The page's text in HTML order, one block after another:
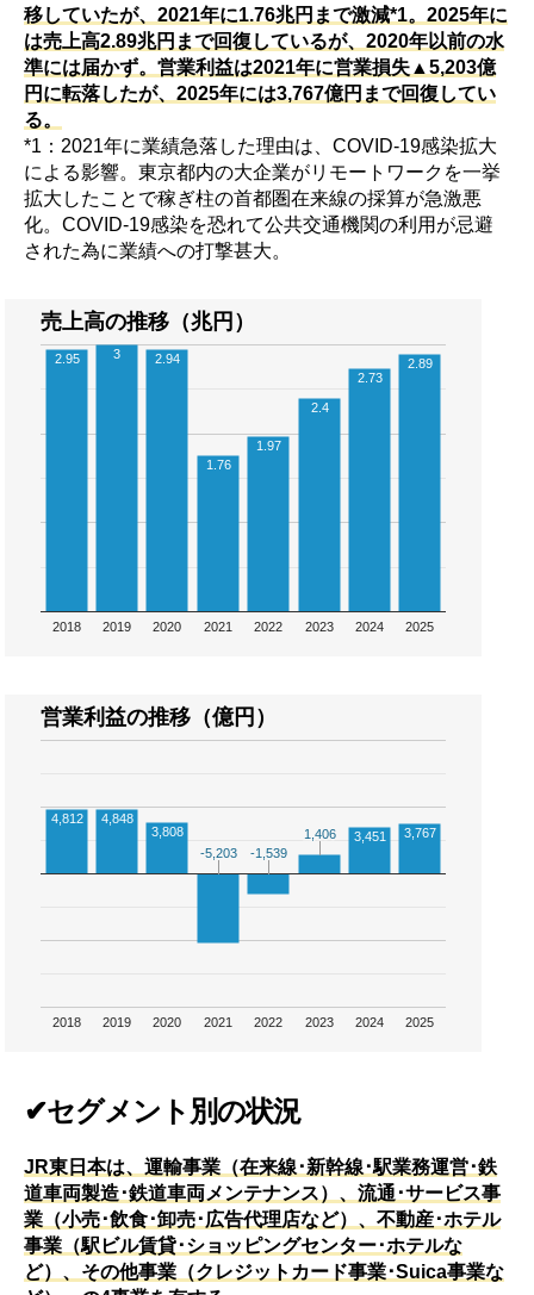
移していたが、2021年に1.76兆円まで激減*1。2025年に
は売上高2.89兆円まで回復しているが、2020年以前の水
準には届かず。営業利益は2021年に営業損失▲5,203億
円に転落したが、2025年には3,767億円まで回復してい
る。
*1：2021年に業績急落した理由は、COVID-19感染拡大
による影響。東京都内の大企業がリモートワークを一挙
拡大したことで稼ぎ柱の首都圏在来線の採算が急激悪
化。COVID-19感染を恐れて公共交通機関の利用が忌避
された為に業績への打撃甚大。
売上高の推移（兆円）
2018 2019 2020 2021 2022 2023 2024 2025
2.95 3 2.94
1.76
1.97
2.4
2.73
2.89
営業利益の推移（億円）
2018 2019 2020 2021 2022 2023 2024 2025
4,812
4,848
3,808
-5,203
-5,203 -1,539
-1,539
1,406
1,406 3,451 3,767
✔セグメント別の状況
JR東日本は、運輸事業（在来線･新幹線･駅業務運営･鉄
道車両製造･鉄道車両メンテナンス）、流通･サービス事
業（小売･飲食･卸売･広告代理店など）、不動産･ホテル
事業（駅ビル賃貸･ショッピングセンター･ホテルな
ど）、その他事業（クレジットカード事業･Suica事業な